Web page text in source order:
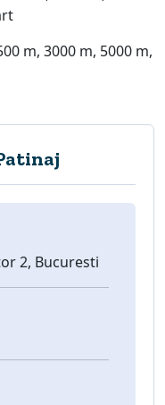
m, 3000 m, 5000 m,
2, Bucuresti